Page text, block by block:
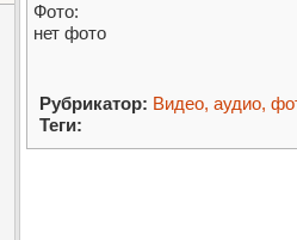
Фото:
нет фото
Рубрикатор: Видео, аудио,
Теги: